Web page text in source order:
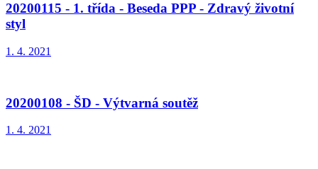
20200115 - 1. třída - Beseda PPP - Zdravý životní
styl
1. 4. 2021
20200108 - ŠD - Výtvarná soutěž
1. 4. 2021